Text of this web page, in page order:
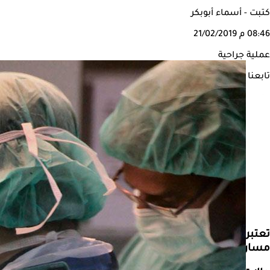
كتبت - أسماء أبوبكر
08:46 م 21/02/2019
عملية جراحية
تابعنا على
تعتبر العمليات الجراحية، واحدة من الحلول للتخلص من
مسار المعدة، ولها 3 أنواع.